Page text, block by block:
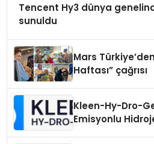
Tencent Hy3 dünya
sunuldu
Mars
Haftası” çağrısı
Kleen-Hy-Dro-
Emisyonlu